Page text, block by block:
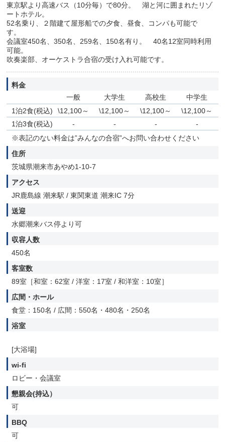
東京駅より高速バス（10分毎）で80分。 湖と河に囲まれたリゾ
ートホテル。
52名乗り、２階建て屋形船での夕食、昼食、コンパも可能で
す。
会議室450名、350名、259名、150名有り。 40名12室同時利用
可能。
吹奏楽部、オーケストラ合宿の受け入れ可能です。
料金
一般
大学生 高校生
中学生
1泊2食(税込)
\12,100～ \12,100～ \12,100～ \12,100～
1泊3食(税込)
- - -
-
※表記のない料金は”みんなの合宿”へお問い合わせください
住所
茨城県潮来市あやめ1-10-7
アクセス
JR鹿島線 潮来駅 / 東関東道 潮来IC 7分
送迎
水郷潮来バス停より可
収容人数
450名
客室数
89室［和室：62室 / 洋室：17室 / 和洋室：10室］
広間・ホール
食堂：150名 / 広間：550名・480名・250名
浴室
[大浴場]
wi-fi
ロビー・会議室
懇親会(持込）
可
BBQ
可